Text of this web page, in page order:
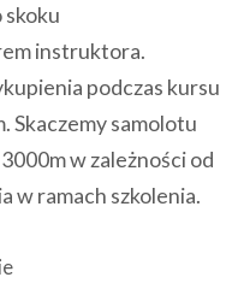
skoku
instruktora.
podczas kursu
Skaczemy samolotu
w zależności od
w ramach szkolenia.